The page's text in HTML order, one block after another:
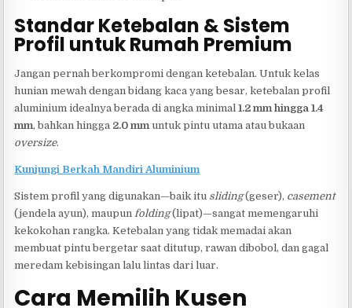
Standar Ketebalan & Sistem
Profil untuk Rumah Premium
Jangan pernah berkompromi dengan ketebalan. Untuk kelas
hunian mewah dengan bidang kaca yang besar, ketebalan profil
aluminium idealnya berada di angka minimal1.2 mm hingga 1.4
mm, bahkan hingga 2.0 mmuntuk pintu utama atau bukaan
oversize.
Kunjungi Berkah Mandiri Aluminium
Sistem profil yang digunakan—baik itu sliding(geser), casement
(jendela ayun), maupunfolding(lipat)—sangat memengaruhi
kekokohan rangka. Ketebalan yang tidak memadai akan
membuat pintu bergetar saat ditutup, rawan dibobol, dan gagal
meredam kebisingan lalu lintas dari luar.
Cara Memilih Kusen